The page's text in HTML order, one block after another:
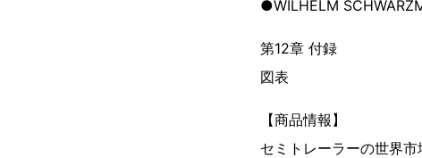
●WILHELM
第12章 付録
図表
【商品情報】
セミトレーラーの世界